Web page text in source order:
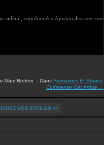
sidéral, coordonnées équatoriales avec une
Marc Bretton - Dans Formations Et Stages
Commenter Cet Article
VOS ETOILES >>